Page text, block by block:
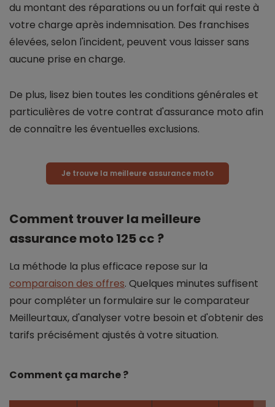
du montant des réparations ou un forfait qui reste à
votre charge après indemnisation. Des franchises
élevées, selon l'incident, peuvent vous laisser sans
aucune prise en charge.
De plus, lisez bien toutes les conditions générales et
particulières de votre contrat d'assurance moto afin
de connaître les éventuelles exclusions.
Je trouve la meilleure assurance moto
Comment trouver la meilleure
assurance moto 125 cc ?
La méthode la plus efficace repose sur la
comparaison des offres. Quelques minutes suffisent
pour compléter un formulaire sur le comparateur
Meilleurtaux, d'analyser votre besoin et d'obtenir des
tarifs précisément ajustés à votre situation.
Comment ça marche ?